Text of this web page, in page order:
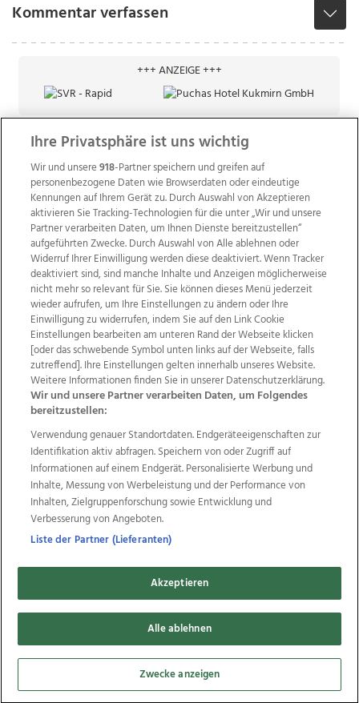
Kommentar verfassen
+++ ANZEIGE +++
Wir über uns Mediadaten Kontakt
Jobs
Datenschutz
Impressum
AGB Anzeigekunden
AGB Website
Ehrenkodex Politische Werbung
Weitere Angebote des Medienhauses Wimmer
TV1 di-mog-i.at OÖNow
Ischler Woche
Life Radio
OÖNachrichten
OÖN Immobilien
OÖN Karriere
OÖN Reise
Promenaden Galerien
Regionaljobs
wasistlos.at wirtrauern.at
Copyrights © 2026 Tips Zeitungs GmbH & Co KG
developed by
Ihre Privatsphäre ist uns wichtig
Wir und unsere918-Partner speichern und greifen auf
personenbezogene Daten wie Browserdaten oder eindeutige
Kennungen auf Ihrem Gerät zu. Durch Auswahl von Akzeptieren
aktivieren Sie Tracking-Technologien für die unter „Wir und unsere
Partner verarbeiten Daten, um Ihnen Dienste bereitzustellen“
aufgeführten Zwecke. Durch Auswahl von Alle ablehnen oder
Widerruf Ihrer Einwilligung werden diese deaktiviert. Wenn Tracker
deaktiviert sind, sind manche Inhalte und Anzeigen möglicherweise
nicht mehr so relevant für Sie. Sie können dieses Menü jederzeit
wieder aufrufen, um Ihre Einstellungen zu ändern oder Ihre
Einwilligung zu widerrufen, indem Sie auf den Link Cookie
Einstellungen bearbeiten am unteren Rand der Webseite klicken
[oder das schwebende Symbol unten links auf der Webseite, falls
zutreffend]. Ihre Einstellungen gelten innerhalb unseres Website.
Weitere Informationen finden Sie in unserer Datenschutzerklärung.
Wir und unsere Partner verarbeiten Daten, um Folgendes
bereitzustellen:
Verwendung genauer Standortdaten. Endgeräteeigenschaften zur
Identifikation aktiv abfragen. Speichern von oder Zugriff auf
Informationen auf einem Endgerät. Personalisierte Werbung und
Inhalte, Messung von Werbeleistung und der Performance von
Inhalten, Zielgruppenforschung sowie Entwicklung und
Verbesserung von Angeboten.
Liste der Partner (Lieferanten)
Akzeptieren
Alle ablehnen
Zwecke anzeigen